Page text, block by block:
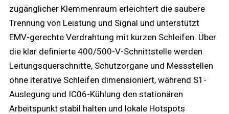
zugänglicher Klemmenraum erleichtert die saubere
Trennung von Leistung und Signal und unterstützt
EMV-gerechte Verdrahtung mit kurzen Schleifen. Über
die klar definierte 400/500-V-Schnittstelle werden
Leitungsquerschnitte, Schutzorgane und Messstellen
ohne iterative Schleifen dimensioniert, während S1-
Auslegung und IC06-Kühlung den stationären
Arbeitspunkt stabil halten und lokale Hotspots